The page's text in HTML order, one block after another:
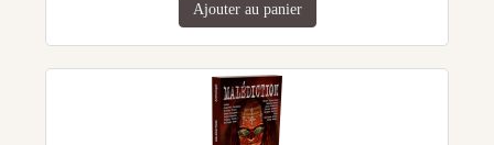
Ajouter au panier